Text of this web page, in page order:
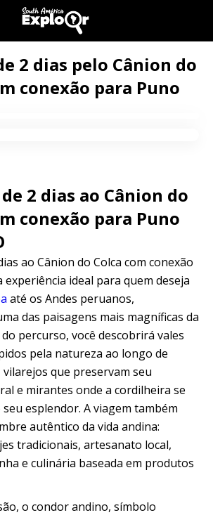
COMEÇAR
PARA ONDE IR
Machu Picchu
Quillabamba
Salkantay
Tambopata
BLOG
CONTATE-NOS
2 dias pelo Cânion do
conexão para Puno
2 dias ao Cânion do
conexão para Puno
ao Cânion do Colca com conexão
experiência ideal para quem deseja
até os Andes peruanos,
das paisagens mais magníficas da
percurso, você descobrirá vales
pela natureza ao longo de
que preservam seu
e mirantes onde a cordilheira se
esplendor. A viagem também
autêntico da vida andina:
tradicionais, artesanato local,
e culinária baseada em produtos
o condor andino, símbolo